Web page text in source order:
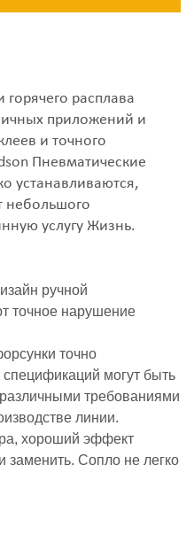
расплава
приложений и
и точного
Пневматические
устанавливаются,
небольшого
услугу Жизнь.
ручной
точное нарушение
точно
могут быть
требованиями
линии.
хороший эффект
заменить. Сопло не легко